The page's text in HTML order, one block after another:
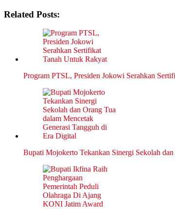
Related Posts:
Program PTSL, Presiden Jokowi Serahkan
Bupati Mojokerto Tekankan Sinergi Sekolah